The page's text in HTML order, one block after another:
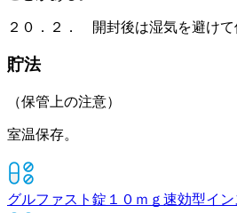
２０．２． 開封後は湿気を避けて
貯法
（保管上の注意）
室温保存。
グルファスト錠１０ｍｇ 速効型イ